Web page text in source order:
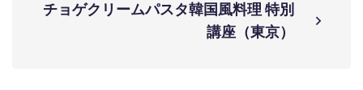
チョゲクリームパスタ韓国風料理 特別
講座（東京）